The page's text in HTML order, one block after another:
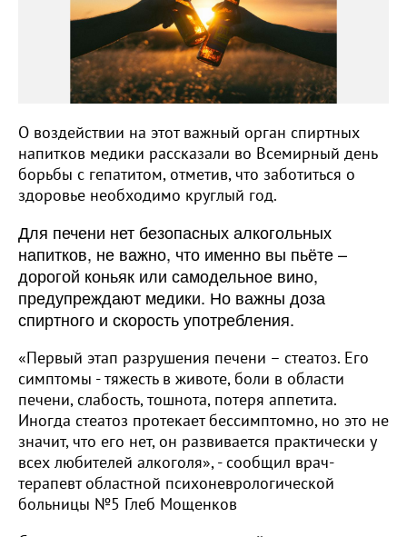
О воздействии на этот важный орган спиртных
напитков медики рассказали во Всемирный день
борьбы с гепатитом, отметив, что заботиться о
здоровье необходимо круглый год.
Для печени нет безопасных алкогольных
напитков, не важно, что именно вы пьёте –
дорогой коньяк или самодельное вино,
предупреждают медики. Но важны доза
спиртного и скорость употребления.
«Первый этап разрушения печени – стеатоз. Его
симптомы - тяжесть в животе, боли в области
печени, слабость, тошнота, потеря аппетита.
Иногда стеатоз протекает бессимптомно, но это не
значит, что его нет, он развивается практически у
всех любителей алкоголя», - сообщил врач-
терапевт областной психоневрологической
больницы №5 Глеб Мощенков